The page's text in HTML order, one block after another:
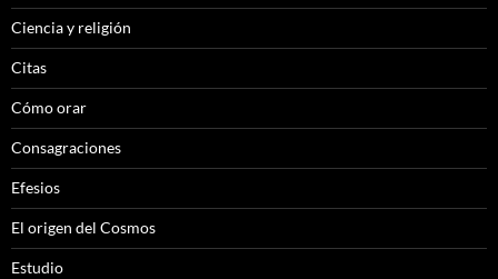
Ciencia y religión
Citas
Cómo orar
Consagraciones
Efesios
El origen del Cosmos
Estudio